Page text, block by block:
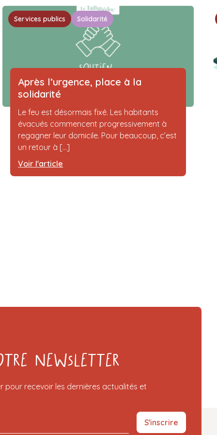
Services publics Solidarité
Après l’urgence, place à la
solidarité
Le feu est désormais fixé. Les habitants
évacués commencent progressivement à
regagner leur domicile. Pour beaucoup, c’est
un retour à [...]
Voir l'article
Newsletter
pour recevoir les dernières actualités et
S'inscrire